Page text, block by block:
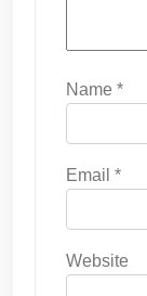
Name *
Email *
Website